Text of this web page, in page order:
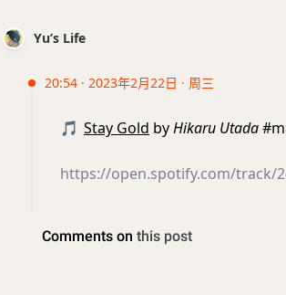
Yu’s Life
20:54 · 2023年2月22日 · 周三
🎵 Stay Gold byHikaru Utada
https://open.spotify.com/track/